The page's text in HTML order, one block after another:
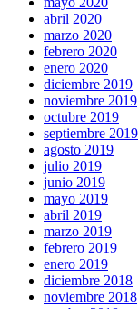
abril 2020
marzo 2020
febrero 2020
enero 2020
diciembre 2019
noviembre 2019
octubre 2019
septiembre 2019
agosto 2019
julio 2019
junio 2019
mayo 2019
abril 2019
marzo 2019
febrero 2019
enero 2019
diciembre 2018
noviembre 2018